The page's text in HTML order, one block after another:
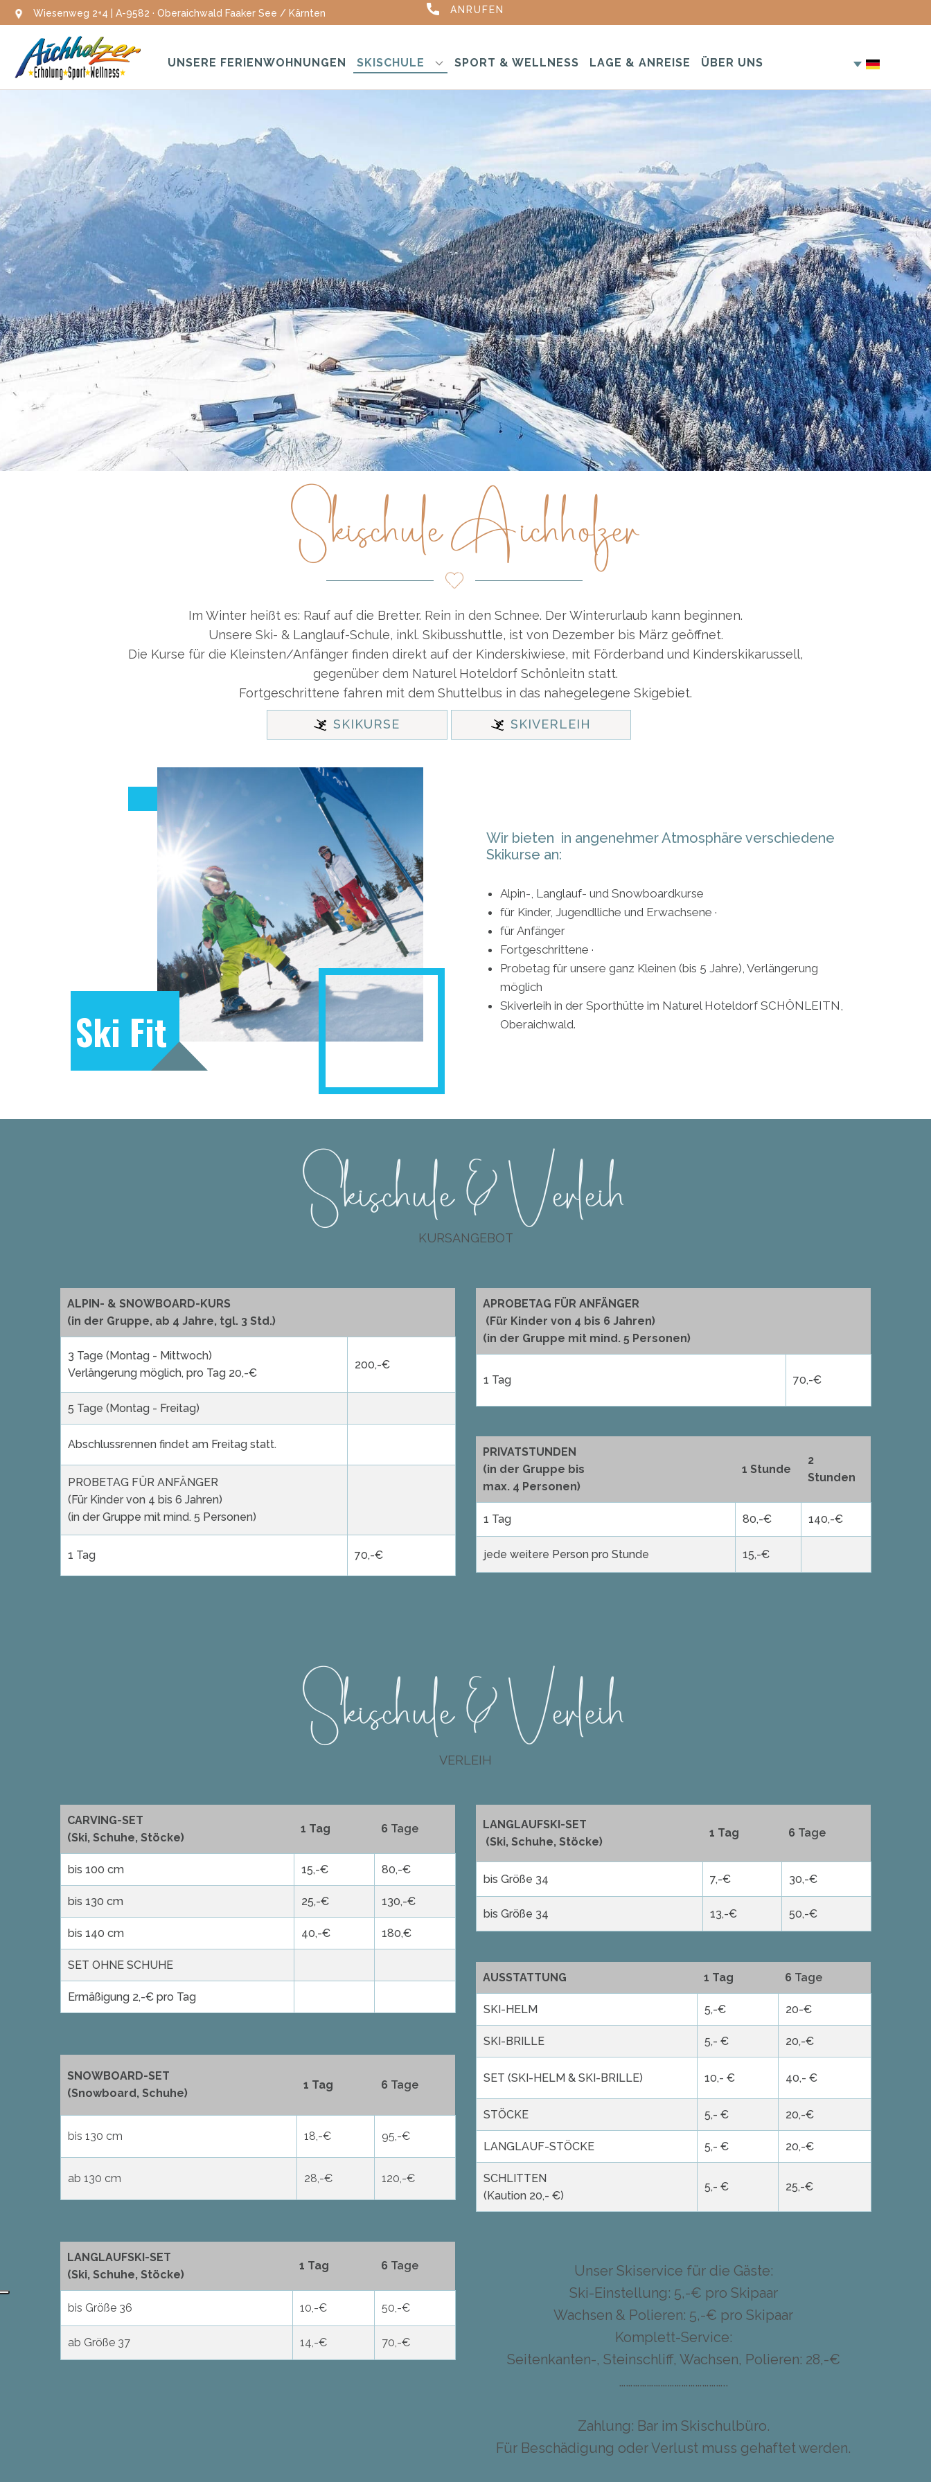
Wiesenweg 2+4 | A-9582 · Oberaichwald Faaker See / Kärnten ANRUFEN
UNSERE FERIENWOHNUNGEN SKISCHULE SPORT & WELLNESS LAGE & ANREISE ÜBER UNS
Skischule Aichholzer
Im Winter heißt es: Rauf auf die Bretter. Rein in den Schnee. Der Winterurlaub kann beginnen.
Unsere Ski- & Langlauf-Schule, inkl. Skibusshuttle, ist von Dezember bis März geöffnet.
Die Kurse für die Kleinsten/Anfänger finden direkt auf der Kinderskiwiese, mit Förderband und Kinderskikarussell,
gegenüber dem Naturel Hoteldorf Schönleitn statt.
Fortgeschrittene fahren mit dem Shuttelbus in das nahegelegene Skigebiet.
SKIKURSE SKIVERLEIH
Ski Fit
Wir bieten in angenehmer Atmosphäre verschiedene
Skikurse an:
Alpin-, Langlauf- und Snowboardkurse
für Kinder, Jugendlliche und Erwachsene ·
für Anfänger
Fortgeschrittene ·
Probetag für unsere ganz Kleinen (bis 5 Jahre), Verlängerung
möglich
Skiverleih in der Sporthütte im Naturel Hoteldorf SCHÖNLEITN,
Oberaichwald.
Skischule & Verleih
KURSANGEBOT
ALPIN- & SNOWBOARD-KURS
(in der Gruppe, ab 4 Jahre, tgl. 3 Std.)
3 Tage (Montag - Mittwoch)
Verlängerung möglich, pro Tag 20,-€
200,-€
5 Tage (Montag - Freitag)
Abschlussrennen findet am Freitag statt.
PROBETAG FÜR ANFÄNGER
(Für Kinder von 4 bis 6 Jahren)
(in der Gruppe mit mind. 5 Personen)
1 Tag 70,-€
A​PROBETAG FÜR ANFÄNGER
(Für Kinder von 4 bis 6 Jahren)
(in der Gruppe mit mind. 5 Personen)
1 Tag 70,-€
PRIVATSTUNDEN
(in der Gruppe bis
max. 4 Personen)
1 Stunde
2
Stunden
1 Tag 80,-€ 140,-€
jede weitere Person pro Stunde 15,-€
Skischule & Verleih
VERLEIH
CARVING-SET
(Ski, Schuhe, Stöcke)
1 Tag 6 Tage
bis 100 cm 15,-€ 80,-€
bis 130 cm 25,-€ 130,-€
bis 140 cm 40,-€ 180,€
SET OHNE SCHUHE
Ermäßigung 2,-€ pro Tag
SNOWBOARD-SET
(Snowboard, Schuhe)
1 Tag 6 Tage
bis 130 cm 18,-€ 95,-€
ab 130 cm 28,-€ 120,-€
LANGLAUFSKI-SET
(Ski, Schuhe, Stöcke)
1 Tag 6 Tage
bis Größe 36 10,-€ 50,-€
ab Größe 37 14,-€ 70,-€
LANGLAUFSKI-SET
(Ski, Schuhe, Stöcke)
1 Tag 6 Tage
bis Größe 34 7,-€ 30,-€
bis Größe 34 13,-€ 50,-€
AUSSTATTUNG 1 Tag 6 Tage
SKI-HELM 5,-€ 20-€
SKI-BRILLE 5,- € 20,-€
SET (SKI-HELM & SKI-BRILLE) 10,- € 40,- €
STÖCKE 5,- € 20,-€
LANGLAUF-STÖCKE 5,- € 20,-€
SCHLITTEN
(Kaution 20,- €)
5,- € 25,-€
Unser Skiservice für die Gäste:
Ski-Einstellung: 5,-€ pro Skipaar
Wachsen & Polieren: 5,-€ pro Skipaar
Komplett-Service:
Seitenkanten-, Steinschliff, Wachsen, Polieren: 28,-€
………………………………………..
Zahlung: Bar im Skischulbüro.
Für Beschädigung oder Verlust muss gehaftet werden.